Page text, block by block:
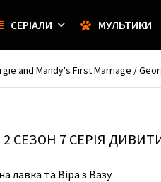
СЕРІАЛИ МУЛЬТИКИ
and Mandy's First Marriage /
2 СЕЗОН 7 СЕРІЯ
лавка та Віра з Вазу